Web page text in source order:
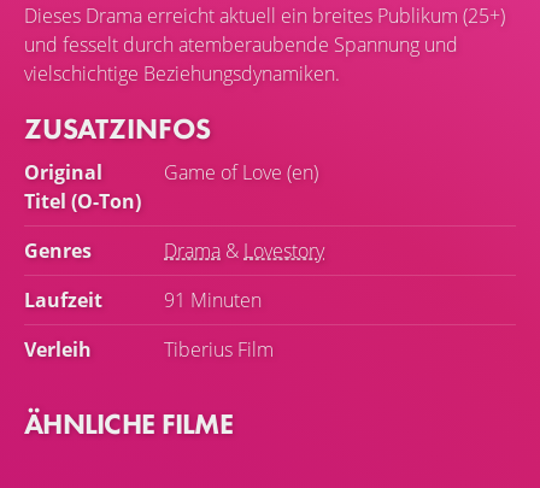
Dieses Drama erreicht aktuell ein breites Publikum (25+)
und fesselt durch atemberaubende Spannung und
vielschichtige Beziehungsdynamiken.
ZUSATZINFOS
Original
Titel (O-Ton)
Game of Love (en)
Genres Drama & Lovestory
Laufzeit
91 Minuten
Verleih
Tiberius Film
ÄHNLICHE FILME